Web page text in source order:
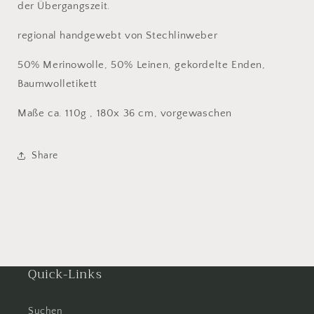
der Übergangszeit.
regional handgewebt von Stechlinweber
50% Merinowolle, 50% Leinen, gekordelte Enden,
Baumwolletikett
Maße ca. 110g , 180x 36 cm, vorgewaschen
Share
Quick-Links
Suchen